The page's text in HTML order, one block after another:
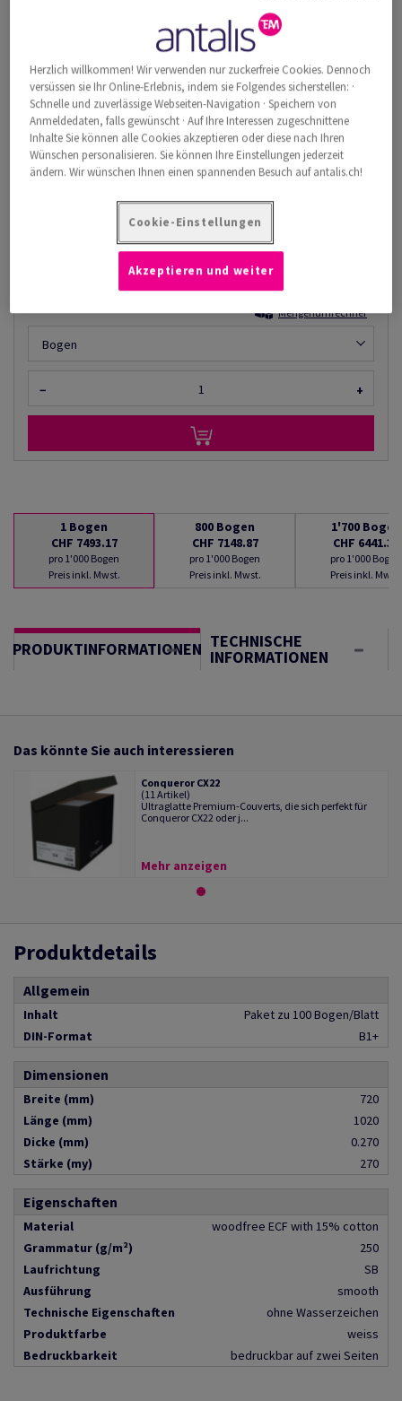
Conqueror CX22, brilliant white, 250g/m2, smooth, ohne
Wasserzeichen, woodfree ECF with 15% cotton, 270µm, 720mm x
1020mm, B1+, SB, Paket zu 100 Bogen/Blatt, FSC Mix Credit
Weitere Produktinformationen
Produkt weiterempfehlen
Katalogpreis inkl. MwSt.
LIEFERBAR AB 10/08/2026
Mengenumrechner
Bogen
− +
1 Bogen
CHF 7493.17
pro 1'000 Bogen
Preis inkl. Mwst.
800 Bogen
CHF 7148.87
pro 1'000 Bogen
Preis inkl. Mwst.
1'700 Bogen
CHF 6441.35
pro 1'000 Bogen
Preis inkl. Mwst.
PRODUKTINFORMATIONEN TECHNISCHE
INFORMATIONEN
Das könnte Sie auch interessieren
Conqueror CX22
(11 Artikel)
Ultraglatte Premium-Couverts, die sich perfekt für
Conqueror CX22 oder j...
Mehr anzeigen
Produktdetails
Allgemein
Inhalt
Paket zu 100 Bogen/Blatt
DIN-Format
B1+
Dimensionen
Breite (mm)
720
Länge (mm)
1020
Dicke (mm)
0.270
Stärke (my)
270
Eigenschaften
Material
woodfree ECF with 15% cotton
Grammatur (g/m²)
250
Laufrichtung
SB
Ausführung
smooth
Technische Eigenschaften
ohne Wasserzeichen
Produktfarbe
weiss
Bedruckbarkeit
bedruckbar auf zwei Seiten
Herzlich willkommen! Wir verwenden nur zuckerfreie Cookies. Dennoch
versüssen sie Ihr Online-Erlebnis, indem sie Folgendes sicherstellen: ·
Schnelle und zuverlässige Webseiten-Navigation · Speichern von
Anmeldedaten, falls gewünscht · Auf Ihre Interessen zugeschnittene
Inhalte Sie können alle Cookies akzeptieren oder diese nach Ihren
Wünschen personalisieren. Sie können Ihre Einstellungen jederzeit
ändern. Wir wünschen Ihnen einen spannenden Besuch auf antalis.ch!
Cookie-Einstellungen
Akzeptieren und weiter